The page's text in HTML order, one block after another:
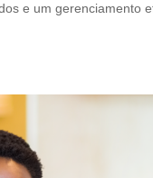
e um gerenciamento